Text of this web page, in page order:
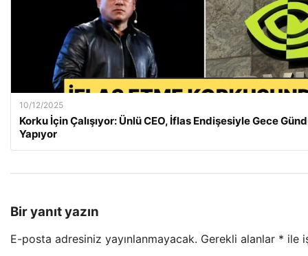
10/12/2025
Korku İçin Çalışıyor: Ünlü CEO, İflas Endişesiyle Gece
Yapıyor
Bir yanıt yazın
E-posta adresiniz yayınlanmayacak. Gerekli alanlar * ile